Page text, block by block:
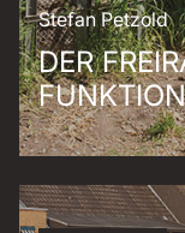
Stefan Petzold
DER